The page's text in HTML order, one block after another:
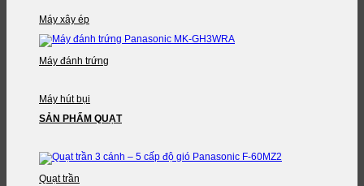
Máy xây ép
Máy đánh trứng
Máy hút bụi
SẢN PHẨM QUẠT
Quạt trần